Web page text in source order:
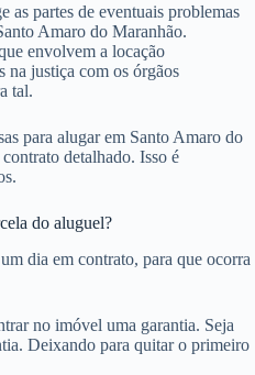
as partes de eventuais problemas
Amaro do Maranhão.
envolvem a locação
na justiça com os órgãos
tal.
para alugar em Santo Amaro do
detalhado. Isso é
do aluguel?
dia em contrato, para que ocorra
no imóvel uma garantia. Seja
Deixando para quitar o primeiro